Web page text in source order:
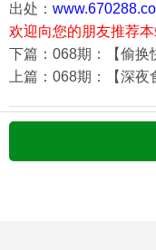
出处：
欢迎向您的朋友推荐
下篇：068期：【偷换
上篇：068期：【深